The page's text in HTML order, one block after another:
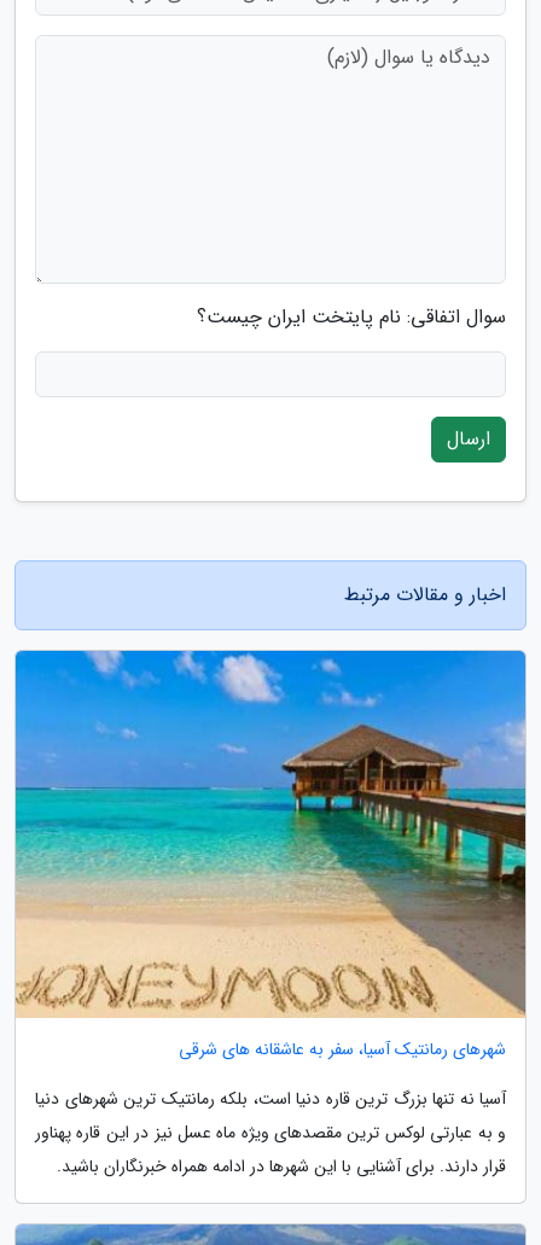
سوال اتفاقی: نام پایتخت ایران چیست؟
ارسال
اخبار و مقالات مرتبط
شهرهای رمانتیک آسیا، سفر به عاشقانه های شرقی
آسیا نه تنها بزرگ ترین قاره دنیا است، بلکه رمانتیک ترین شهرهای دنیا
و به عبارتی لوکس ترین مقصدهای ویژه ماه عسل نیز در این قاره پهناور
قرار دارند. برای آشنایی با این شهرها در ادامه همراه خبرنگاران باشید.